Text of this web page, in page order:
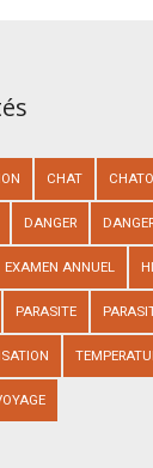
CHAT
DANGER
EXAMEN ANNUEL
PARASITE